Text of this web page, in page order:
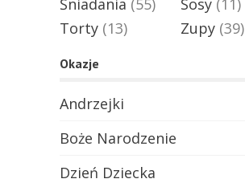
Śniadania (55) Sosy (11)
Torty (13) Zupy (39)
Okazje
Andrzejki
Boże Narodzenie
Dzień Dziecka